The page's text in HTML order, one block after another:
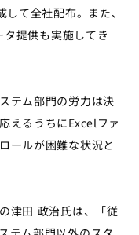
て全社配布。また、
提供も実施してき
テム部門の労力は決
えるうちにExcelファ
ールが困難な状況と
津田 政治氏は、「従